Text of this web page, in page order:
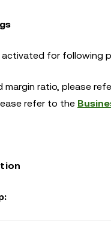
for following
ratio, please
refer to the